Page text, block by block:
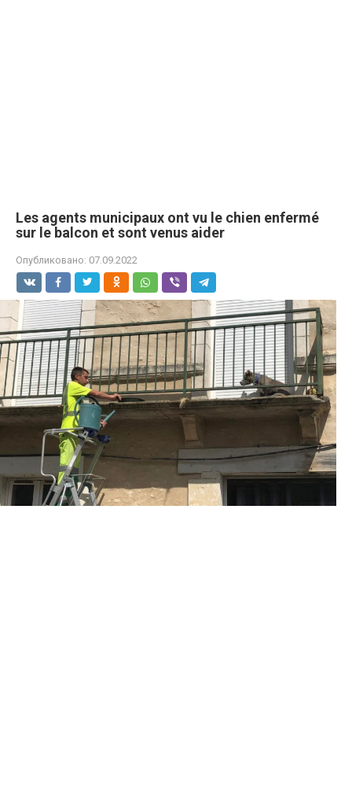
Les agents municipaux ont vu le chien enfermé
sur le balcon et sont venus aider
Опубликовано: 07.09.2022